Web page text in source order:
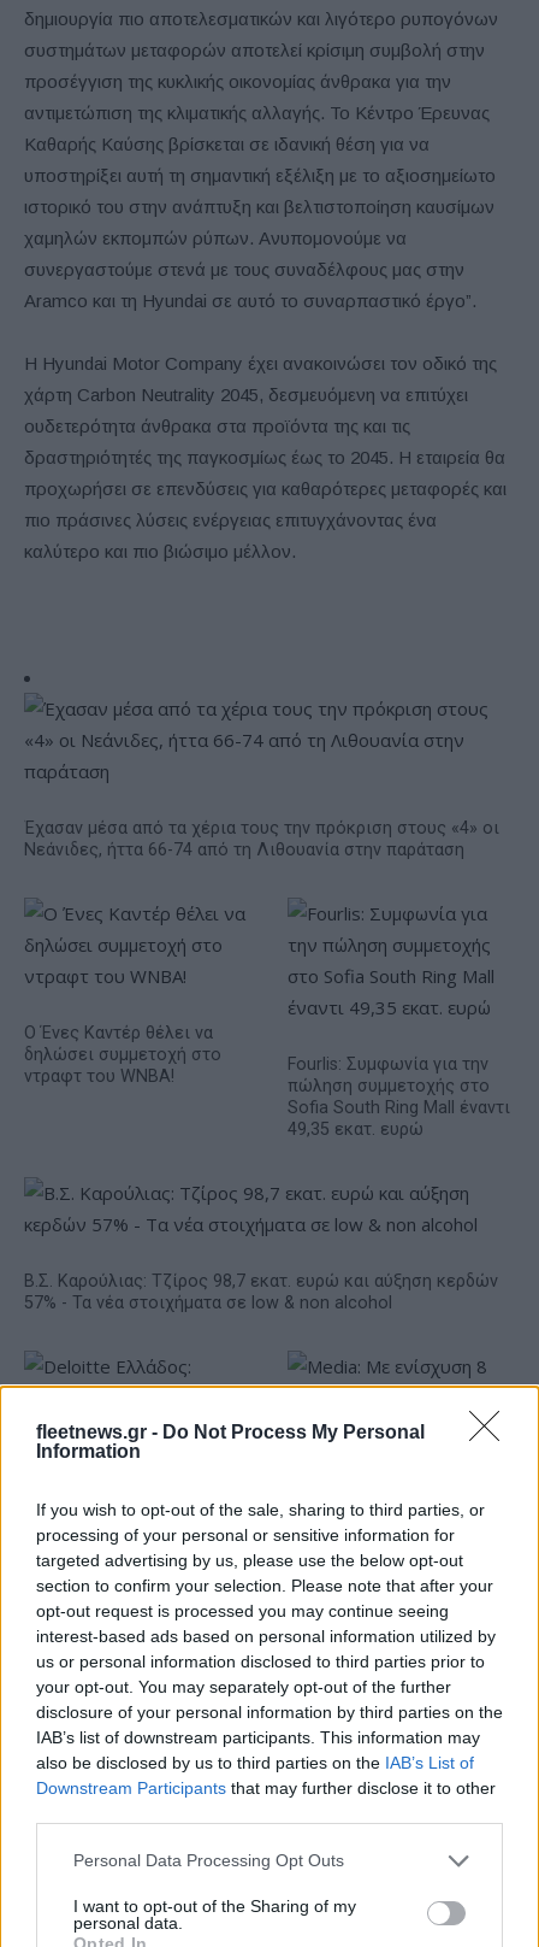
fleetnews.gr - Do Not Process My Personal
Information
If you wish to opt-out of the sale, sharing to third parties, or
processing of your personal or sensitive information for
targeted advertising by us, please use the below opt-out
section to confirm your selection. Please note that after your
opt-out request is processed you may continue seeing
interest-based ads based on personal information utilized by
us or personal information disclosed to third parties prior to
your opt-out. You may separately opt-out of the further
disclosure of your personal information by third parties on the
IAB’s list of downstream participants. This information may
also be disclosed by us to third parties on the IAB’s List of
Downstream Participants that may further disclose it to other
Please note that this website/app uses one or more Google
not limited to your visit or usage behaviour. You may click to
grant or deny consent to Google and its third-party tags to
Personal Data Processing Opt Outs
I want to opt-out of the Sharing of my
personal data.
Opted In
δημιουργία πιο αποτελεσματικών και λιγότερο ρυπογόνων
συστημάτων μεταφορών αποτελεί κρίσιμη συμβολή στην
προσέγγιση της κυκλικής οικονομίας άνθρακα για την
αντιμετώπιση της κλιματικής αλλαγής. Το Κέντρο Έρευνας
Καθαρής Καύσης βρίσκεται σε ιδανική θέση για να
υποστηρίξει αυτή τη σημαντική εξέλιξη με το αξιοσημείωτο
ιστορικό του στην ανάπτυξη και βελτιστοποίηση καυσίμων
χαμηλών εκπομπών ρύπων. Ανυπομονούμε να
συνεργαστούμε στενά με τους συναδέλφους μας στην
Aramco και τη Hyundai σε αυτό το συναρπαστικό έργο”.
Η Hyundai Motor Company έχει ανακοινώσει τον οδικό της
χάρτη Carbon Neutrality 2045, δεσμευόμενη να επιτύχει
ουδετερότητα άνθρακα στα προϊόντα της και τις
δραστηριότητές της παγκοσμίως έως το 2045. Η εταιρεία θα
προχωρήσει σε επενδύσεις για καθαρότερες μεταφορές και
πιο πράσινες λύσεις ενέργειας επιτυγχάνοντας ένα
καλύτερο και πιο βιώσιμο μέλλον.
Έχασαν μέσα από τα χέρια τους την πρόκριση στους «4» οι
Νεάνιδες, ήττα 66-74 από τη Λιθουανία στην παράταση
Ο Ένες Καντέρ θέλει να
δηλώσει συμμετοχή στο
ντραφτ του WNBA!
Fourlis: Συμφωνία για την
πώληση συμμετοχής στο
Sofia South Ring Mall έναντι
49,35 εκατ. ευρώ
Β.Σ. Καρούλιας: Τζίρος 98,7 εκατ. ευρώ και αύξηση κερδών
57% - Τα νέα στοιχήματα σε low & non alcohol
Deloitte Ελλάδος:
Χρηματοοικονομικός
σύμβουλος της ΔΕΗ για την
είσοδο στην πολωνική
αγορά ενέργειας
Media: Με ενίσχυση 8 εκατ.
ευρώ σε 451 επιχειρήσεις
ξεκίνησε το πρόγραμμα
στήριξης- Κάλυψη
εισφορών ΕΔΟΕΑΠ
IAB Hellas: Νέα Διοικούσα Επιτροπή και νέο Διοικητικό